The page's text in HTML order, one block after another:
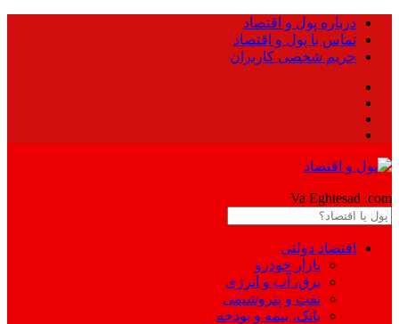
درباره پول و اقتصاد
تماس با پول و اقتصاد
حریم شخصی کاربران
Va Eghtesad .com
اقتصاد دولتی
بازار خودرو
برق، آب و انرژی
نفت و پتروشیمی
بانک، بیمه و بودجه